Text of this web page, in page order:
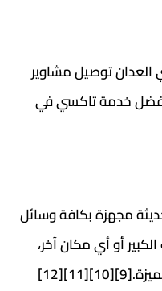
العدان على مدار الـ 24 ساعة. يقدم تكسي العدان توصيل مشاوير
قم بالاتصال الآن على الرقم 50901617 للاستمتاع بأفضل خدمة تاكسي في
مجهزة بكافة وسائل
أو أي مكان آخر،